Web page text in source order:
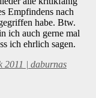
Empfindens nach
habe. Btw.
ich auch gerne mal
ich ehrlich sagen.
2011 | daburnas